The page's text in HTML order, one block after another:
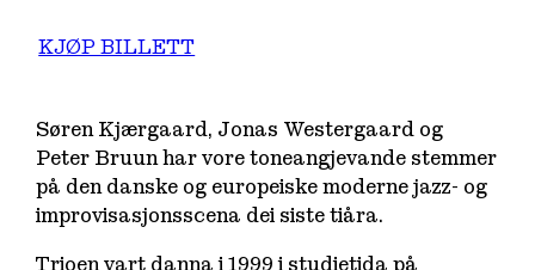
KJØP BILLETT
Søren Kjærgaard, Jonas Westergaard og
Peter Bruun har vore toneangjevande stemmer
på den danske og europeiske moderne jazz- og
improvisasjonsscena dei siste tiåra.
Trioen vart danna i 1999 i studietida på